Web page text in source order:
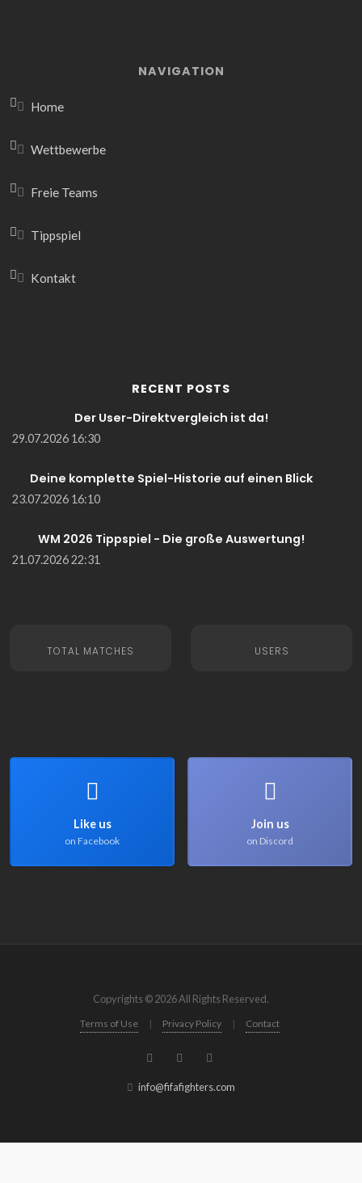
NAVIGATION
Home
Wettbewerbe
Freie Teams
Tippspiel
Kontakt
RECENT POSTS
Der User-Direktvergleich ist da!
29.07.2026 16:30
Deine komplette Spiel-Historie auf einen Blick
23.07.2026 16:10
WM 2026 Tippspiel - Die große Auswertung!
21.07.2026 22:31
TOTAL MATCHES USERS
Like us
on Facebook
Join us
on Discord
Copyrights © 2026 All Rights Reserved.
Terms of Use | Privacy Policy | Contact
info@fifafighters.com